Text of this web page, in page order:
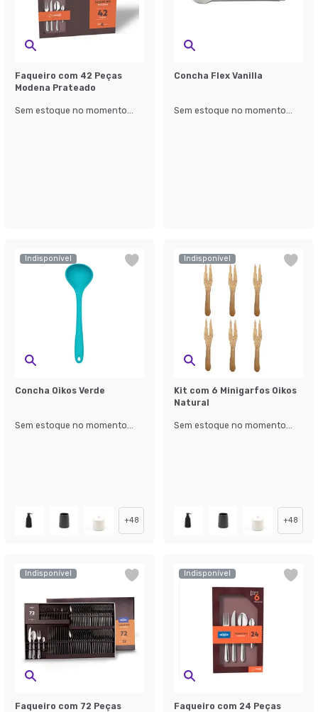
Faqueiro com 42 Peças
Modena Prateado
Sem estoque no momento...
Concha Flex Vanilla
Sem estoque no momento...
Indisponível
Concha Oikos Verde
Sem estoque no momento...
+48
Indisponível
Kit com 6 Minigarfos Oikos
Natural
Sem estoque no momento...
+48
Indisponível
Faqueiro com 72 Peças
Indisponível
Faqueiro com 24 Peças